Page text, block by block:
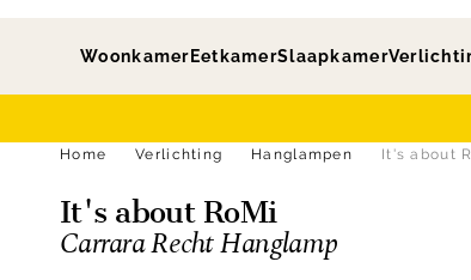
Woonkamer EetkamerSlaapkamer
Home
Verlichting Hanglampen It's about
It's about RoMi
Carrara Recht Hanglamp